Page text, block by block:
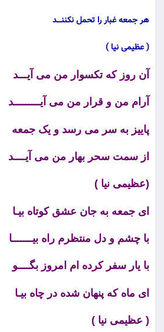
هر جمعه غبار را تحمل نکننــــد
( عظیمی نیا )
آن روز که تکسوار من می آیـــد
آرام من و قرار من می آیـــــــــد
پاییز به سر می رسد و یک جمعه
از سمت سحر بهار من می آیــــد
(عظیمی نیا )
ای جمعه به جان عشق کوتاه بیـا
با چشم و دل منتظرم راه بیـــــــا
با یار سفر کرده ام امروز بگــــو
ای ماه که پنهان شده در چاه بیـا
( عظیمی نیا )